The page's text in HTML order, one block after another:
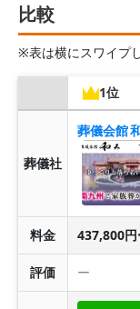
比較
※表は横にスワイプ
1位
葬儀社
料金 437,800円
評価 ー